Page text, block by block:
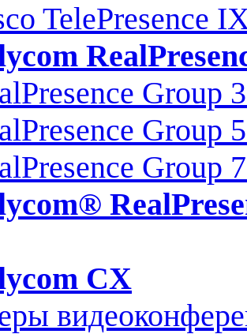
TelePresence
Group
Group
Group
CX